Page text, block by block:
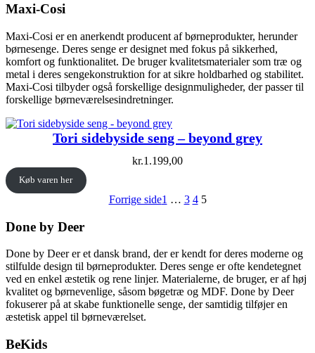
Maxi-Cosi
Maxi-Cosi er en anerkendt producent af børneprodukter, herunder
børnesenge. Deres senge er designet med fokus på sikkerhed,
komfort og funktionalitet. De bruger kvalitetsmaterialer som træ og
metal i deres sengekonstruktion for at sikre holdbarhed og stabilitet.
Maxi-Cosi tilbyder også forskellige designmuligheder, der passer til
forskellige børneværelsesindretninger.
Tori sidebyside seng – beyond grey
kr.1.199,00
Køb varen her
Forrige side1 … 3 4 5
Done by Deer
Done by Deer er et dansk brand, der er kendt for deres moderne og
stilfulde design til børneprodukter. Deres senge er ofte kendetegnet
ved en enkel æstetik og rene linjer. Materialerne, de bruger, er af høj
kvalitet og børnevenlige, såsom bøgetræ og MDF. Done by Deer
fokuserer på at skabe funktionelle senge, der samtidig tilføjer en
æstetisk appel til børneværelset.
BeKids